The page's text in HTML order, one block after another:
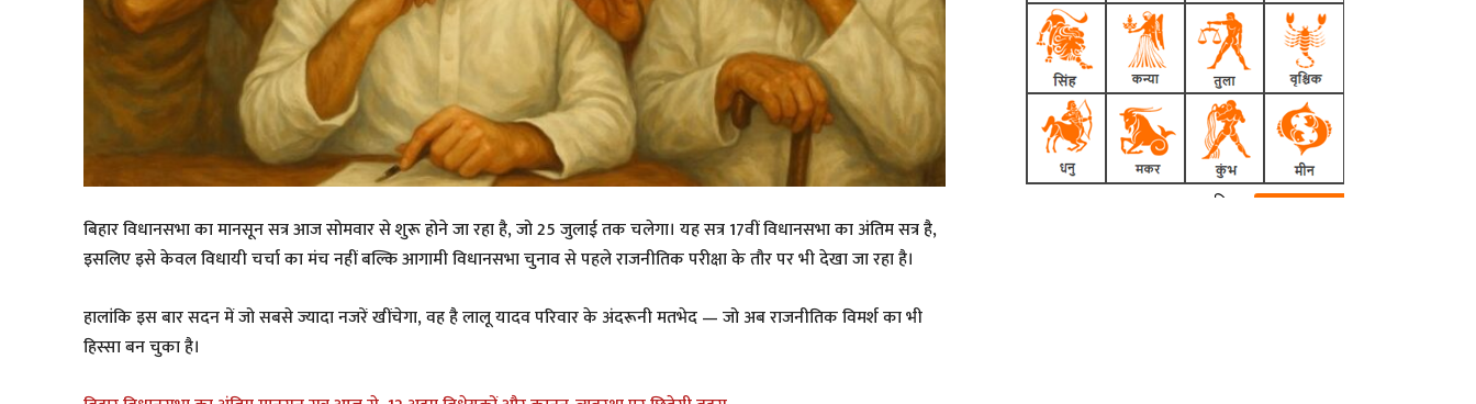
बिहार विधानसभा का मानसून सत्र आज सोमवार से शुरू होने जा रहा है, जो 25 जुलाई तक चलेगा। यह सत्र 17वीं विधानसभा का अंतिम सत्र है,
इसलिए इसे केवल विधायी चर्चा का मंच नहीं बल्कि आगामी विधानसभा चुनाव से पहले राजनीतिक परीक्षा के तौर पर भी देखा जा रहा है।
हालांकि इस बार सदन में जो सबसे ज्यादा नजरें खींचेगा, वह है लालू यादव परिवार के अंदरूनी मतभेद — जो अब राजनीतिक विमर्श का भी
हिस्सा बन चुका है।